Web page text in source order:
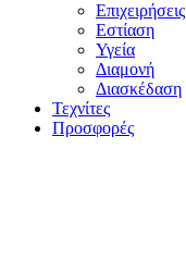
Επιχειρήσεις
Εστίαση
Υγεία
Διαμονή
Διασκέδαση
Τεχνίτες
Προσφορές